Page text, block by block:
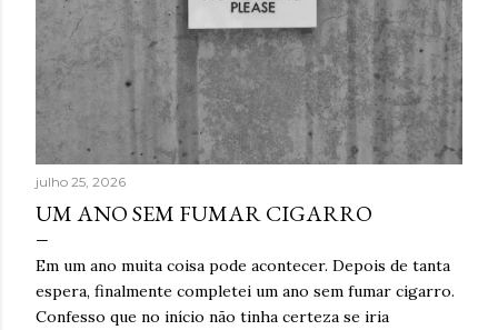
julho 25, 2026
UM ANO SEM FUMAR CIGARRO
Em um ano muita coisa pode acontecer. Depois de tanta
espera, finalmente completei um ano sem fumar cigarro.
Confesso que no início não tinha certeza se iria